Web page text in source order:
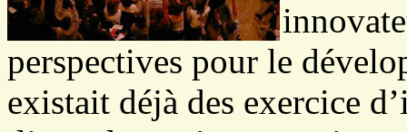
perspectives pour le
existait déjà des exercice